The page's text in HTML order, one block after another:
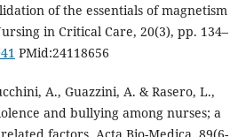
of the essentials of magnetism
in Critical Care, 20(3), pp. 134–
PMid:24118656
A., Guazzini, A. & Rasero, L.,
and bullying among nurses; a
factors. Acta Bio-Medica, 89(6-